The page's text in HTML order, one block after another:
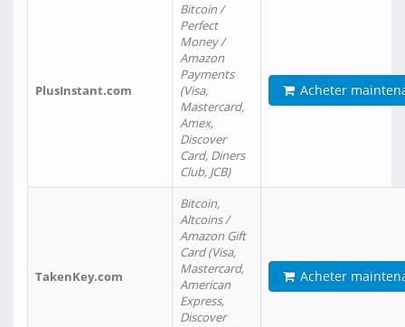
PlusInstant.com
Bitcoin /
Perfect
Money /
Amazon
Payments
(Visa,
Mastercard,
Amex,
Discover
Card, Diners
Club, JCB)
Acheter
TakenKey.com
Bitcoin,
Altcoins /
Amazon Gift
Card (Visa,
Mastercard,
American
Express,
Discover
Acheter